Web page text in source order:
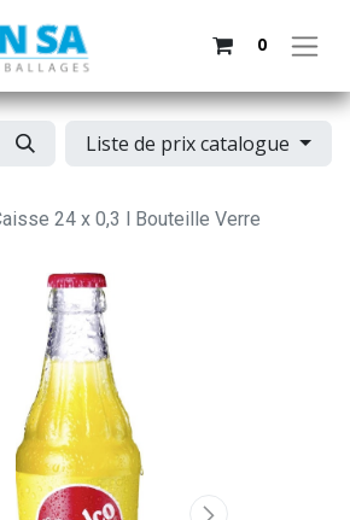
0
Liste de prix catalogue
24 x 0,3 l Bouteille Verre